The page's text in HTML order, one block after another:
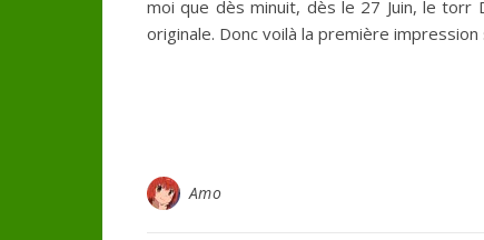
moi que dès minuit, dès le 27 Juin, le
originale. Donc voilà la première
Amo